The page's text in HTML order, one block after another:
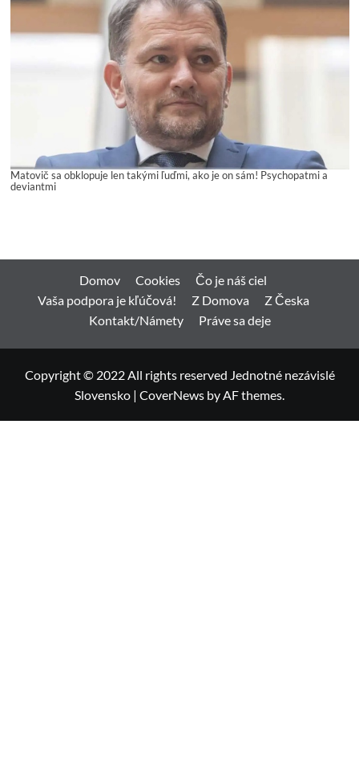
Matovič sa obklopuje len takými ľuďmi, ako je on sám! Psychopatmi a
deviantmi
Domov Cookies
Čo je náš ciel
Vaša podpora je kľúčová!
Z Domova
Z Česka
Kontakt/Námety
Práve sa deje
Copyright © 2022 All rights reserved Jednotné nezávislé
Slovensko | CoverNews by AF themes.